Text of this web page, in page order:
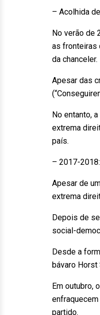
– Acolhida
No verão de
as fronteiras
da chanceler.
Apesar das
No entanto,
extrema
país.
– 2017-
Apesar de
extrema
Depois de
social-
Desde a
bávaro
Em outubro,
partido.